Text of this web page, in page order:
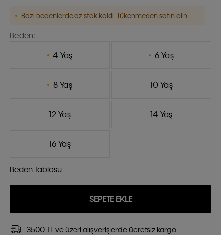
Bazı bedenlerde az stok kaldı. Tükenmeden satın alın.
Beden:
4 Yaş
6 Yaş
8 Yaş 10 Yaş
12 Yaş 14 Yaş
16 Yaş
Beden Tablosu
SEPETE EKLE
3500 TL ve üzeri alışverişlerde ücretsiz kargo